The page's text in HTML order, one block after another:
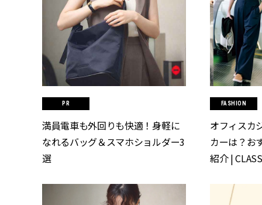
満員電車も外回りも快適！身軽に
なれるバッグ＆スマホショルダー3
選
FASHION
オフィスカ
カーは？お
紹介 |